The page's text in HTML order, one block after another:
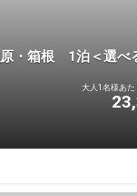
・箱根 1泊＜選べ
大人1名様あた